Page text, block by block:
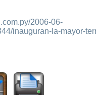
2006-06-
inauguran-la-mayor-